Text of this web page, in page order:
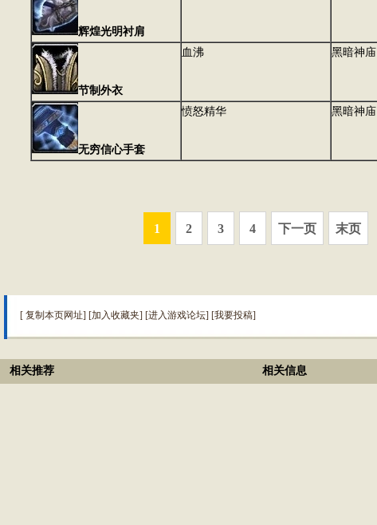
辉煌光明衬肩
节制外衣
血沸 黑暗神庙
无穷信心手套
愤怒精华 黑暗神庙
1 2 3 4 下一页 末页
[复制本页网址] [加入收藏夹] [进入游戏论坛] [我要投稿]
相关推荐 相关信息